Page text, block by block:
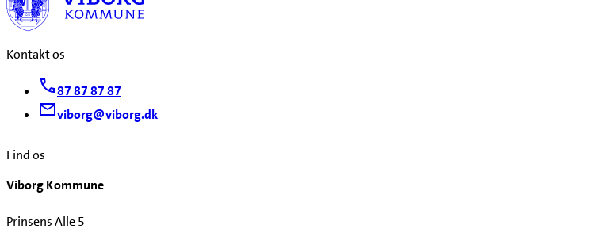
Kontakt os
87 87 87 87
viborg@viborg.dk
Find os
Viborg Kommune
Prinsens Alle 5